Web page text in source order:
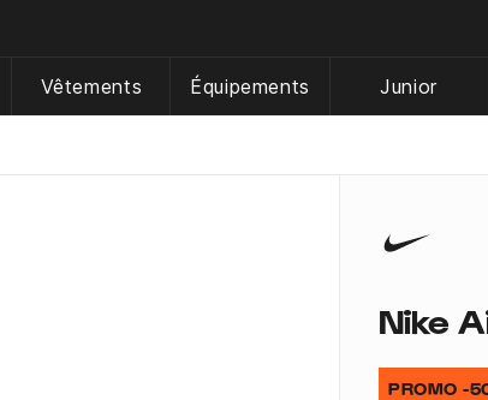
Vêtements Équipements Junior
Nike
PROMO -